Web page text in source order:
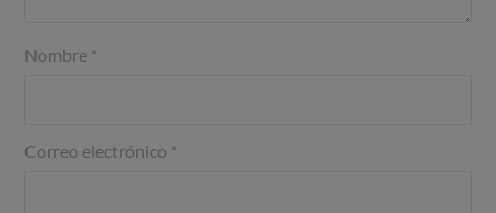
Nombre *
Correo electrónico *